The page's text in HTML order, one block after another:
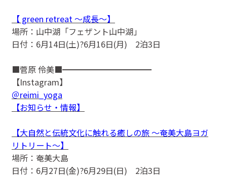
【 green retreat 〜成長〜】
場所：山中湖「フェザント山中湖」
日付：6月14日(土)?6月16日(月) 2泊3日
■菅原 伶美■━━━━━━━━━━━
【Instagram】
＠reimi_yoga
【お知らせ・情報】
【大自然と伝統文化に触れる癒しの旅 ～奄美大島ヨガ
リトリート～】
場所：奄美大島
日付：6月27日(金)?6月29日(日) 2泊3日